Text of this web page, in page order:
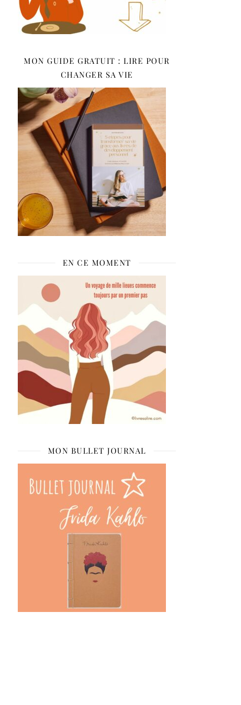
MON GUIDE GRATUIT : LIRE POUR
CHANGER SA VIE
EN CE MOMENT
MON BULLET JOURNAL